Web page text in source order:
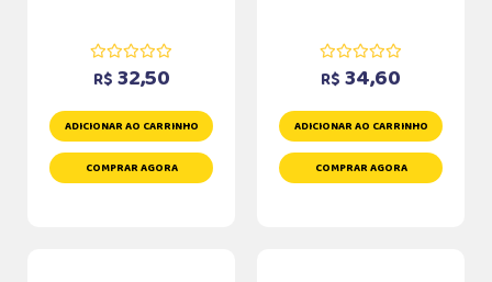
R$ 32,50
ADICIONAR AO CARRINHO
COMPRAR AGORA
R$ 34,60
ADICIONAR AO CARRINHO
COMPRAR AGORA